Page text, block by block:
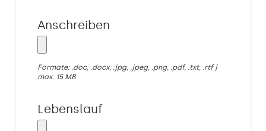
Anschreiben
Formate: .doc, .docx, .jpg, .jpeg, .png, .pdf, .txt, .rtf |
max. 15 MB
Lebenslauf